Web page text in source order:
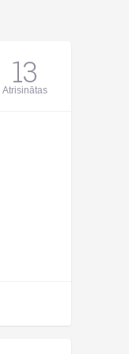
13
Atrisinātas